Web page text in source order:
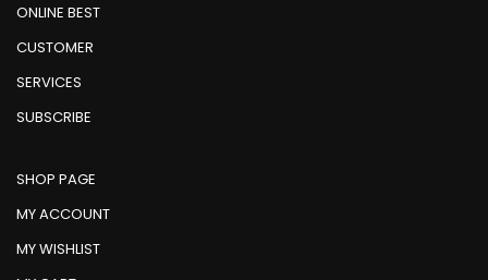
ONLINE BEST
CUSTOMER
SERVICES
SUBSCRIBE
SHOP PAGE
MY ACCOUNT
MY WISHLIST